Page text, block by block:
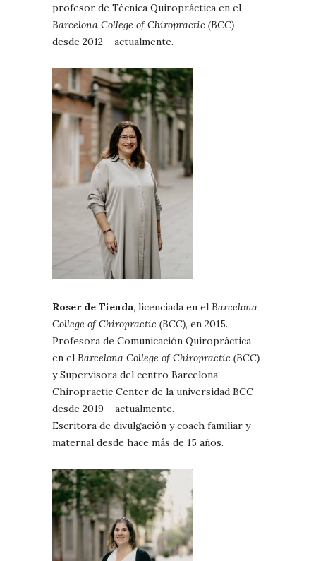
profesor de Técnica Quiropráctica en el
Barcelona College of Chiropractic (BCC)
desde 2012 – actualmente.
Roser de Tienda, licenciada en el Barcelona
College of Chiropractic (BCC), en 2015.
Profesora de Comunicación Quiropráctica
en el Barcelona College of Chiropractic (BCC)
y Supervisora del centro Barcelona
Chiropractic Center de la universidad BCC
desde 2019 – actualmente.
Escritora de divulgación y coach familiar y
maternal desde hace más de 15 años.